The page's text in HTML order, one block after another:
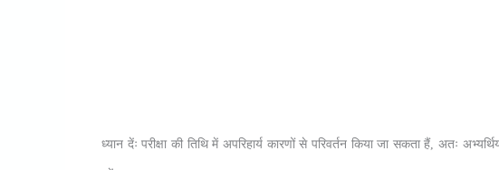
ध्यान देंः परीक्षा की तिथि में अपरिहार्य कारणों से परिवर्तन किया जा सकता हैं, अतः